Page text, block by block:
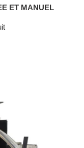
ET MANUEL